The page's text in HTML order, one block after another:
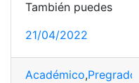
También puedes
21/04/2022
Académico,Pregrado